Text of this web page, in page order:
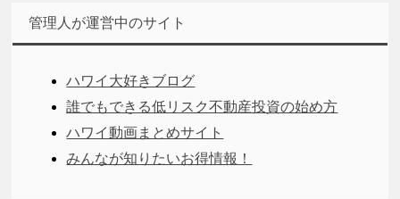
管理人が運営中のサイト
ハワイ大好きブログ
誰でもできる低リスク不動産投資の始め方
ハワイ動画まとめサイト
みんなが知りたいお得情報！